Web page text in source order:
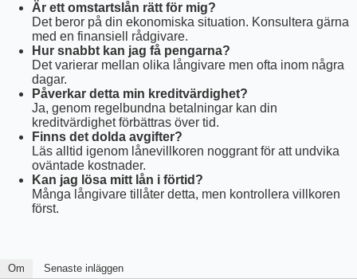
Är ett omstartslån rätt för mig?
Det beror på din ekonomiska situation. Konsultera gärna
med en finansiell rådgivare.
Hur snabbt kan jag få pengarna?
Det varierar mellan olika långivare men ofta inom några
dagar.
Påverkar detta min kreditvärdighet?
Ja, genom regelbundna betalningar kan din
kreditvärdighet förbättras över tid.
Finns det dolda avgifter?
Läs alltid igenom lånevillkoren noggrant för att undvika
oväntade kostnader.
Kan jag lösa mitt lån i förtid?
Många långivare tillåter detta, men kontrollera villkoren
först.
Om Senaste inläggen